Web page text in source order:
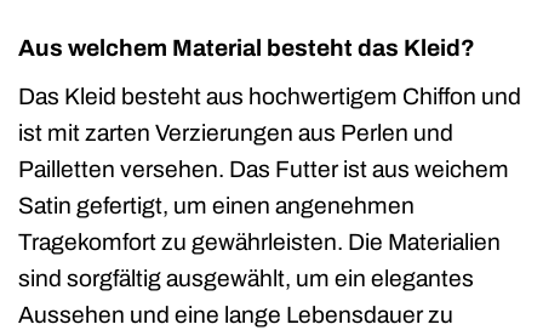
Aus welchem Material besteht das Kleid?
Das Kleid besteht aus hochwertigem Chiffon und
ist mit zarten Verzierungen aus Perlen und
Pailletten versehen. Das Futter ist aus weichem
Satin gefertigt, um einen angenehmen
Tragekomfort zu gewährleisten. Die Materialien
sind sorgfältig ausgewählt, um ein elegantes
Aussehen und eine lange Lebensdauer zu